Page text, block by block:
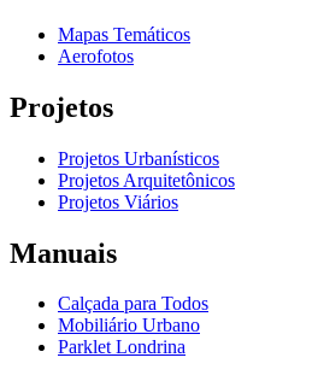
Mapas Temáticos
Aerofotos
Projetos
Projetos Urbanísticos
Projetos Arquitetônicos
Projetos Viários
Manuais
Calçada para Todos
Mobiliário Urbano
Parklet Londrina